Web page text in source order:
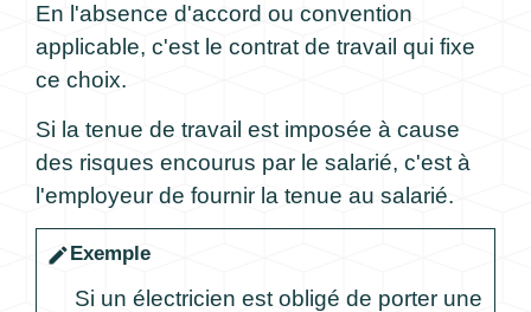
En l'absence d'accord ou convention
applicable, c'est le contrat de travail qui fixe
ce choix.
Si la tenue de travail est imposée à cause
des risques encourus par le salarié, c'est à
l'employeur de fournir la tenue au salarié.
editExemple
Si un électricien est obligé de porter une